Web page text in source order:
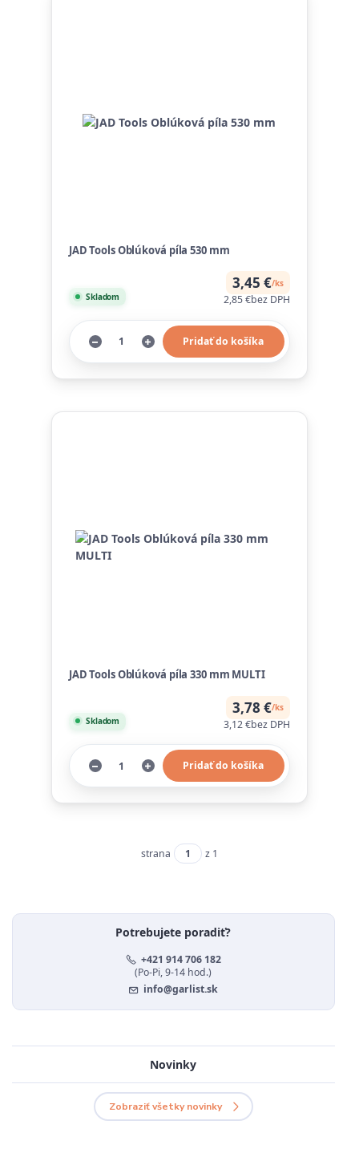
JAD Tools Oblúková píla 530 mm
3,45 €/ks
2,85 €bez DPH
Skladom
Pridať do košíka
JAD Tools Oblúková píla 330 mm MULTI
3,78 €/ks
3,12 €bez DPH
Skladom
Pridať do košíka
strana z 1
Potrebujete poradiť?
+421 914 706 182
(Po-Pi, 9-14 hod.)
info@garlist.sk
Novinky
Zobraziť všetky novinky